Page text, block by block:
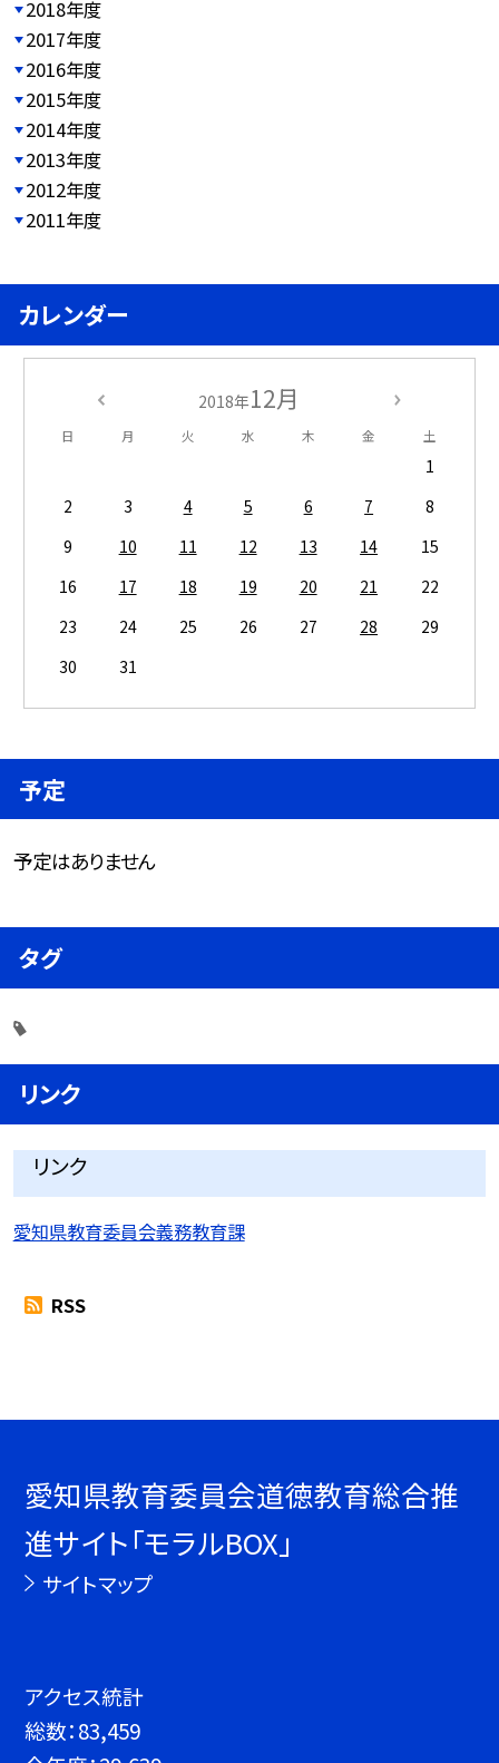
2018年度
2017年度
2016年度
2015年度
2014年度
2013年度
2012年度
2011年度
カレンダー
2018年12月
日 月 火 水 木 金 土
1
2
3 4 5 6 7
8
9
10 11 12 13 14
15
16
17 18 19 20 21
22
23
24 25 26 27 28
29
30
31
予定
予定はありません
タグ
リンク
リンク
愛知県教育委員会義務教育課
RSS
愛知県教育委員会道徳教育総合推
進サイト「モラルBOX」
サイトマップ
アクセス統計
総数：83,459